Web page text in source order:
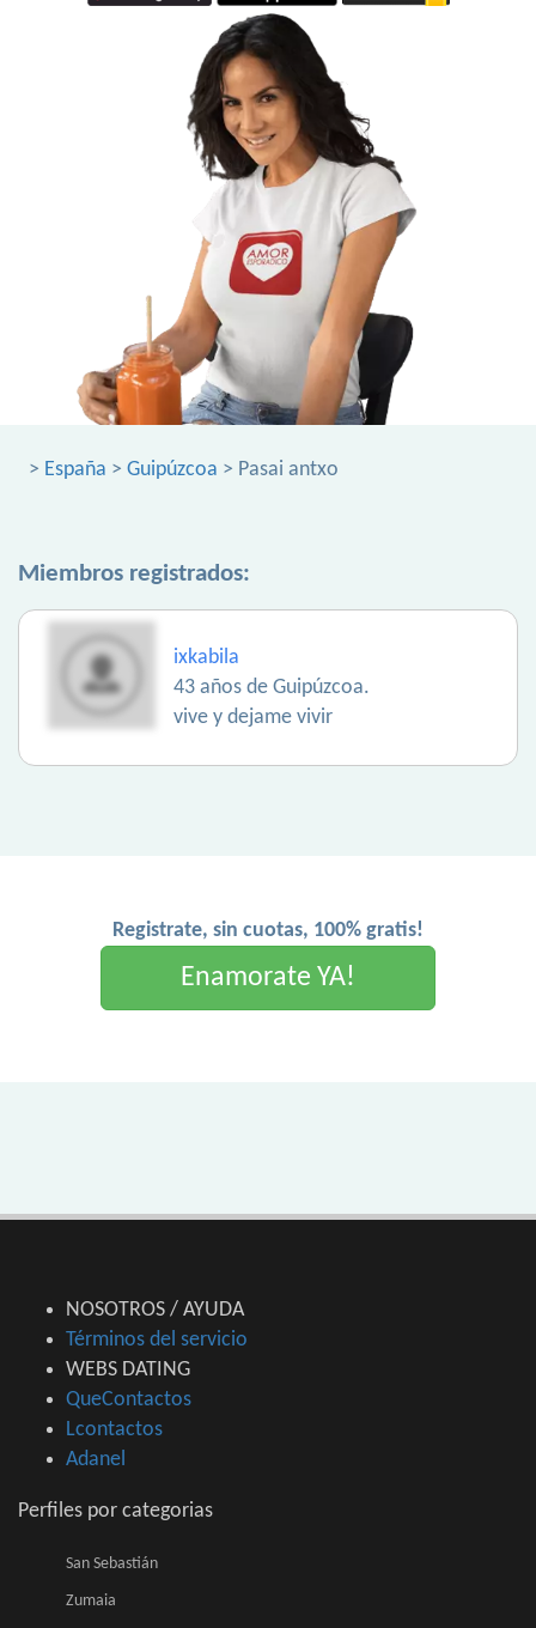
> España > Guipúzcoa > Pasai antxo
Miembros registrados:
ixkabila
43 años de Guipúzcoa.
vive y dejame vivir
Registrate, sin cuotas, 100% gratis!
Enamorate YA!
NOSOTROS / AYUDA
Términos del servicio
WEBS DATING
QueContactos
Lcontactos
Adanel
Perfiles por categorias
San Sebastián
Zumaia